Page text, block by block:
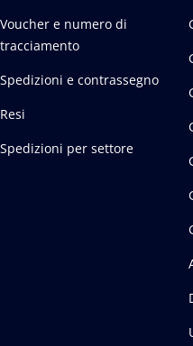
Voucher e numero di
tracciamento
Spedizioni e contrassegno
Resi
Spedizioni per settore